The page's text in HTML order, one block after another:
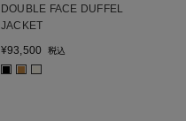
DOUBLE FACE DUFFEL
JACKET
¥93,500 税込
■ ■